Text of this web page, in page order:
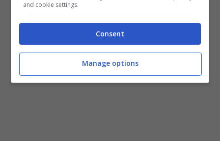
and cookie settings.
Consent
Manage options